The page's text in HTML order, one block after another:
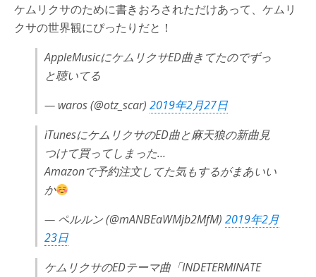
ケムリクサのために書きおろされただけあって、ケムリ
クサの世界観にぴったりだと！
AppleMusicにケムリクサED曲きてたのでずっ
と聴いてる
— waros (@otz_scar) 2019年2月27日
iTunesにケムリクサのED曲と麻天狼の新曲見
つけて買ってしまった…
Amazonで予約注文してた気もするがまあいい
か
— ペルルン (@mANBEaWMjb2MfM) 2019年2月
23日
ケムリクサのEDテーマ曲「INDETERMINATE